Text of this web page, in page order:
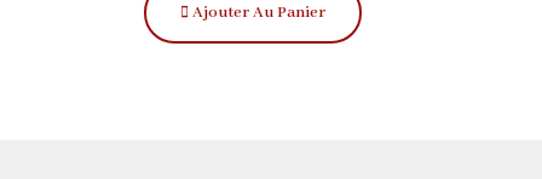
Ajouter Au Panier